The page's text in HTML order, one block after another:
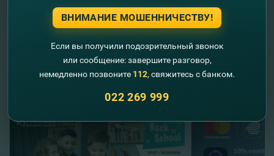
Другие новости
ВНИМАНИЕ МОШЕННИЧЕСТВУ!
Если вы получили подозрительный звонок
или сообщение: завершите разговор,
немедленно позвоните 112, свяжитесь с банком.
022 269 999